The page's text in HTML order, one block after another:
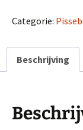
50
aantal
Categorie:
Beschrijving